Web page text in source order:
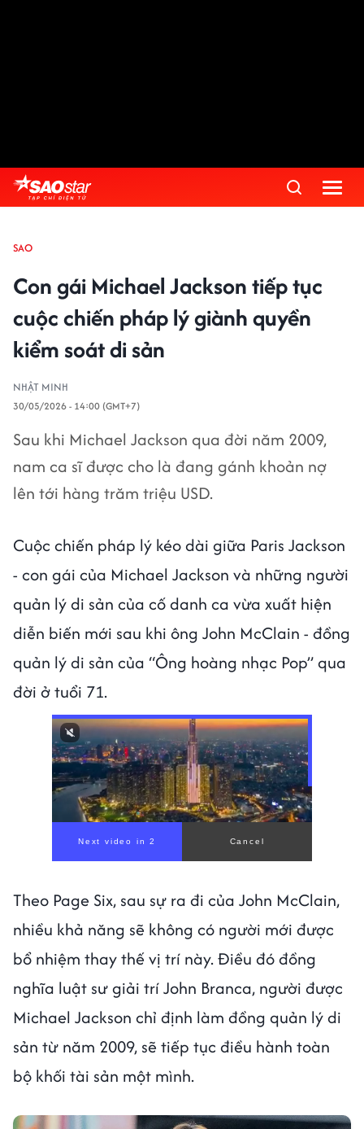
SAO
Con gái Michael Jackson tiếp tục
cuộc chiến pháp lý giành quyền
kiểm soát di sản
NHẬT MINH
30/05/2026 - 14:00 (GMT+7)
Sau khi Michael Jackson qua đời năm 2009,
nam ca sĩ được cho là đang gánh khoản nợ
lên tới hàng trăm triệu USD.
Cuộc chiến pháp lý kéo dài giữa Paris Jackson
- con gái của Michael Jackson và những người
quản lý di sản của cố danh ca vừa xuất hiện
diễn biến mới sau khi ông John McClain - đồng
quản lý di sản của “Ông hoàng nhạc Pop” qua
đời ở tuổi 71.
Theo Page Six, sau sự ra đi của John McClain,
nhiều khả năng sẽ không có người mới được
bổ nhiệm thay thế vị trí này. Điều đó đồng
nghĩa luật sư giải trí John Branca, người được
Michael Jackson chỉ định làm đồng quản lý di
sản từ năm 2009, sẽ tiếp tục điều hành toàn
bộ khối tài sản một mình.